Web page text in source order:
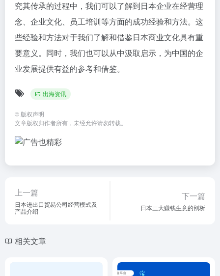
究其传承的过程中，我们可以了解到日本企业在经营理
念、企业文化、员工培训等方面的成功经验和方法。这
些经验和方法对于我们了解和借鉴日本商业文化具有重
要意义。同时，我们也可以从中汲取启示，为中国的企
业发展提供有益的参考和借鉴。
出海资讯
© 版权声明
文章版权归作者所有，未经允许请勿转载。
上一篇
日本进出口贸易公司经营模式及
产品介绍
下一篇
日本三大赚钱生意的剖析
相关文章